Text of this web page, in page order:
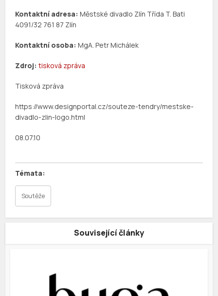
Kontaktní adresa:Městské divadlo Zlín Třída T. Bati
4091/32 761 87 Zlín
Kontaktní osoba: MgA. Petr Michálek
Zdroj: tisková zpráva
Tisková zpráva
https://www.designportal.cz/souteze-tendry/mestske-
divadlo-zlin-logo.html
08.07.10
Soutěže
Související články